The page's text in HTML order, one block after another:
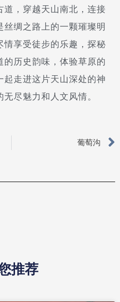
道，穿越天山南北，连接
绸之路上的一颗璀璨明
情享受徒步的乐趣，探秘
的历史韵味，体验草原的
起走进这片天山深处的神
尽魅力和人文风情。
葡萄沟
推荐